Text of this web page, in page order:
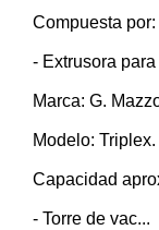
Compuesta por:
- Extrusora
Marca: G.
Modelo: Triplex.
Capacidad
- Torre de vac...